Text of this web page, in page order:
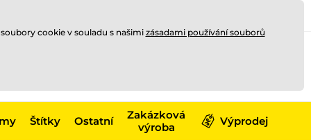
Štítky Ostatní
Zakázková
výroba
Výprodej
cookie v souladu s našimi zásadami používání souborů